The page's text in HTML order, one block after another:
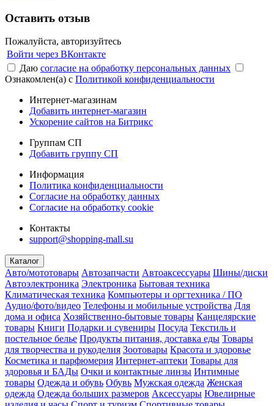
Оставить отзыв
Пожалуйста, авторизуйтесь
Войти через ВКонтакте
Даю согласие на обработку персональных данных
Ознакомлен(а) с Политикой конфиденциальности
Интернет-магазинам
Добавить интернет-магазин
Ускорение сайтов на Битрикс
Группам СП
Добавить группу СП
Информация
Политика конфиденциальности
Согласие на обработку данных
Согласие на обработку cookie
Контакты
support@shopping-mall.su
Каталог
Авто/мототовары Автозапчасти Автоаксессуары Шины/диски
Автоэлектроника Электроника Бытовая техника
Климатическая техника Компьютеры и оргтехника / ПО
Аудио/фото/видео Телефоны и мобильные устройства Для
дома и офиса Хозяйственно-бытовые товары Канцелярские
товары Книги Подарки и сувениры Посуда Текстиль и
постельное белье Продукты питания, доставка еды Товары
для творчества и рукоделия Зоотовары Красота и здоровье
Косметика и парфюмерия Интернет-аптеки Товары для
здоровья и БАДы Очки и контактные линзы Интимные
товары Одежда и обувь Обувь Мужская одежда Женская
одежда Одежда больших размеров Аксессуары Ювелирные